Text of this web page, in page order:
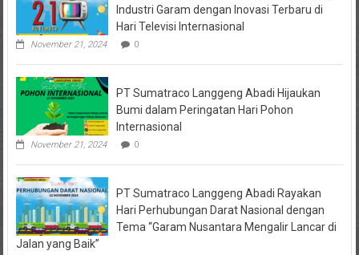
Semakin
Melebar,
Dikerahkan
Water
Bombing
Industri Garam dengan Inovasi Terbaru di
Hari Televisi Internasional
November 21, 2024 0
PT Sumatraco Langgeng Abadi Hijaukan
Bumi dalam Peringatan Hari Pohon
Internasional
November 21, 2024 0
PT Sumatraco Langgeng Abadi Rayakan
Hari Perhubungan Darat Nasional dengan
Tema “Garam Nusantara Mengalir Lancar di
Jalan yang Baik”